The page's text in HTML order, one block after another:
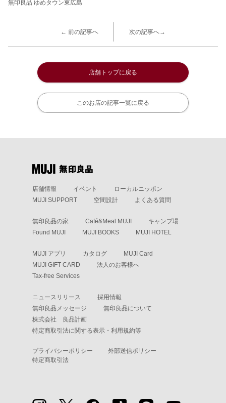
無印良品 ゆめタウン東広島
← 前の記事へ 次の記事へ→
店舗トップに戻る
このお店の記事一覧に戻る
店舗情報 イベント
ローカルニッポン
MUJI SUPPORT
空間設計 よくある質問
無印良品の家 Café&Meal MUJI
キャンプ場
Found MUJI
MUJI BOOKS MUJI HOTEL
MUJI アプリ カタログ
MUJI Card
MUJI GIFT CARD
法人のお客様へ
Tax-free Services
ニュースリリース
採用情報
無印良品メッセージ
無印良品について
株式会社 良品計画
特定商取引法に関する表示・利用規約等
プライバシーポリシー
外部送信ポリシー
特定商取引法